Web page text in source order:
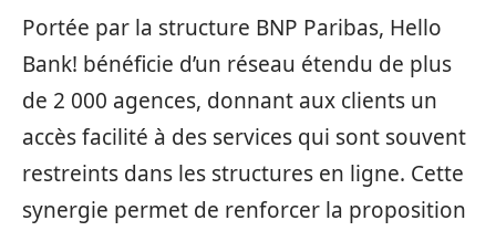
Portée par la structure BNP Paribas, Hello
Bank! bénéficie d’un réseau étendu de plus
de 2 000 agences, donnant aux clients un
accès facilité à des services qui sont souvent
restreints dans les structures en ligne. Cette
synergie permet de renforcer la proposition